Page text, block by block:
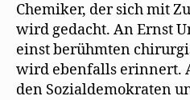
Chemiker, der sich mit
wird gedacht. An Ernst
einst berühmten
wird ebenfalls erinnert.
den Sozialdemokraten